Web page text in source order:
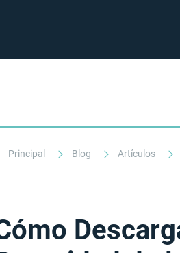
Principal Blog Artículos